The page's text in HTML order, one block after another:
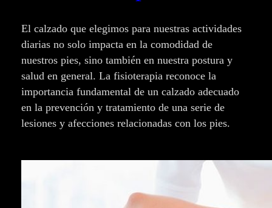
El calzado que elegimos para nuestras actividades
diarias no solo impacta en la comodidad de
nuestros pies, sino también en nuestra postura y
salud en general. La fisioterapia reconoce la
importancia fundamental de un calzado adecuado
en la prevención y tratamiento de una serie de
lesiones y afecciones relacionadas con los pies.